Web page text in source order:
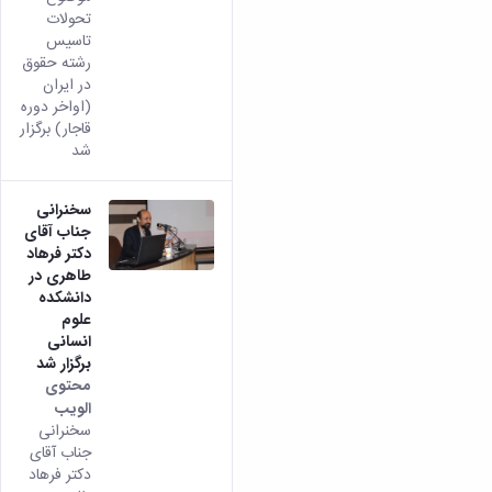
تحولات
تاسیس
رشته حقوق
در ایران
(اواخر دوره
قاجار) برگزار
شد
سخنرانی
جناب آقای
دکتر فرهاد
طاهری در
دانشکده
علوم
انسانی
برگزار شد
محتوى
الويب
هذه
النتيجة
سخنرانی
جناب آقای
دکتر فرهاد